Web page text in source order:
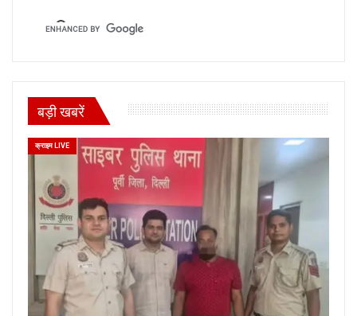
बड़ी खबरें
क्राइम LIVE